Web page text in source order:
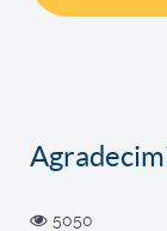
5050